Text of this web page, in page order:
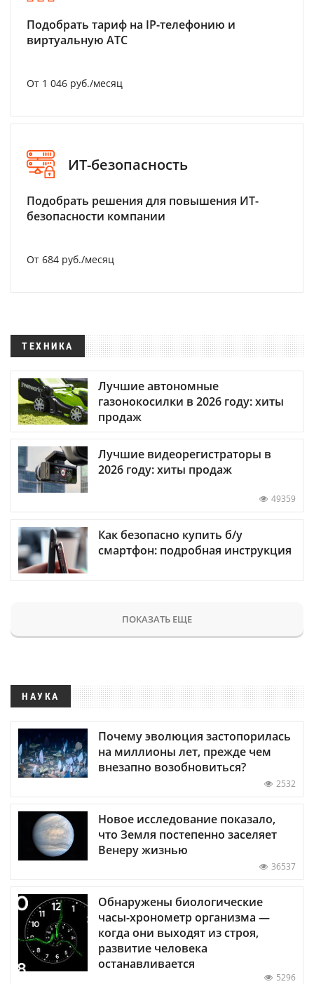
Подобрать тариф на IP-телефонию и
виртуальную АТС
От 1 046 руб./месяц
ИТ-безопасность
Подобрать решения для повышения ИТ-
безопасности компании
От 684 руб./месяц
ТЕХНИКА
Лучшие автономные
газонокосилки в 2026 году: хиты
продаж
Лучшие видеорегистраторы в
2026 году: хиты продаж
49359
Как безопасно купить б/у
смартфон: подробная инструкция
ПОКАЗАТЬ ЕЩЕ
НАУКА
Почему эволюция застопорилась
на миллионы лет, прежде чем
внезапно возобновиться?
2532
Новое исследование показало,
что Земля постепенно заселяет
Венеру жизнью
36537
Обнаружены биологические
часы-хронометр организма —
когда они выходят из строя,
развитие человека
останавливается
5296